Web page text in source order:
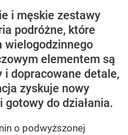
i męskie zestawy
podróżne, które
wielogodzinnego
elementem są
dopracowane detale,
zyskuje nowy
do działania.
o podwyższonej